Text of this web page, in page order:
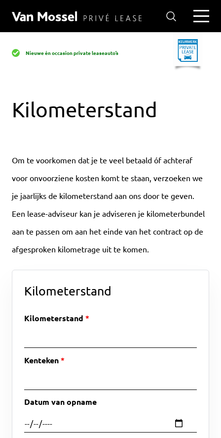
Nieuwe én occasion private leaseauto’s
Kilometerstand
Om te voorkomen dat je te veel betaald óf achteraf
voor onvoorziene kosten komt te staan, verzoeken we
je jaarlijks de kilometerstand aan ons door te geven.
Een lease-adviseur kan je adviseren je kilometerbundel
aan te passen om aan het einde van het contract op de
afgesproken kilometrage uit te komen.
Kilometerstand
Kilometerstand
Kenteken
Datum van opname